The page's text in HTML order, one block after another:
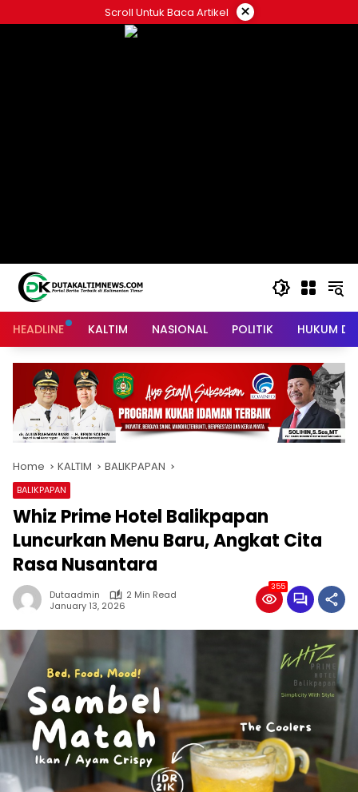
to
Scroll Untuk Baca Artikel ×
HEADLINE KALTIM NASIONAL POLITIK HUKUM
Home KALTIM BALIKPAPAN
BALIKPAPAN
Whiz Prime Hotel Balikpapan
Luncurkan Menu Baru, Angkat Cita
Rasa Nusantara
Dutaadmin
2 Min Read
January 13, 2026
355